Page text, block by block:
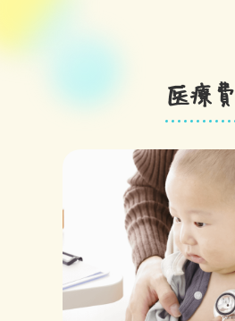
医療費